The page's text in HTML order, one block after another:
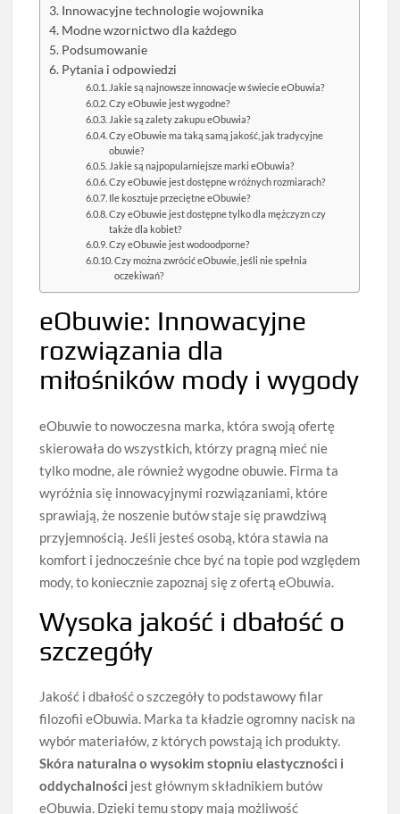
Innowacyjne technologie wojownika
Modne wzornictwo dla każdego
Podsumowanie
Pytania i odpowiedzi
Jakie są najnowsze innowacje w świecie eObuwia?
Czy eObuwie jest wygodne?
Jakie są zalety zakupu eObuwia?
Czy eObuwie ma taką samą jakość, jak tradycyjne
obuwie?
Jakie są najpopularniejsze marki eObuwia?
Czy eObuwie jest dostępne w różnych rozmiarach?
Ile kosztuje przeciętne eObuwie?
Czy eObuwie jest dostępne tylko dla mężczyzn czy
także dla kobiet?
Czy eObuwie jest wodoodporne?
Czy można zwrócić eObuwie, jeśli nie spełnia
oczekiwań?
eObuwie: Innowacyjne
rozwiązania dla
miłośników mody i wygody
eObuwie to nowoczesna marka, która swoją ofertę
skierowała do wszystkich, którzy pragną mieć nie
tylko modne, ale również wygodne obuwie. Firma ta
wyróżnia się innowacyjnymi rozwiązaniami, które
sprawiają, że noszenie butów staje się prawdziwą
przyjemnością. Jeśli jesteś osobą, która stawia na
komfort i jednocześnie chce być na topie pod względem
mody, to koniecznie zapoznaj się z ofertą eObuwia.
Wysoka jakość i dbałość o
szczegóły
Jakość i dbałość o szczegóły to podstawowy filar
filozofii eObuwia. Marka ta kładzie ogromny nacisk na
wybór materiałów, z których powstają ich produkty.
Skóra naturalna o wysokim stopniu elastyczności i
oddychalności jest głównym składnikiem butów
eObuwia. Dzięki temu stopy mają możliwość